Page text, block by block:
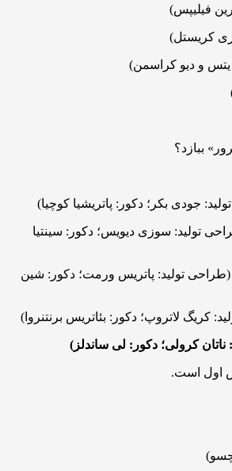
فیلیپس)
کریستل)
یتس و دیو کراسمن)
ببازد؟
جودی بکر؛ دکور: پاتریشیا کوچیا)
تولید: سوزی دیویس؛ دکور: سینتیا
تولید: پاتریس ورمت؛ دکور: شین
کریگ لاتروپ؛ دکور: بئاتریس برنتنروا)
کرولی؛ دکور: لی ساندلز)
اول است.